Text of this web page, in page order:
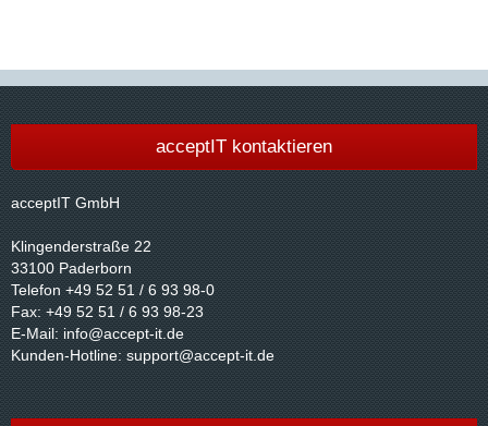
acceptIT kontaktieren
acceptIT GmbH
Klingenderstraße 22
33100 Paderborn
Telefon +49 52 51 / 6 93 98-0
Fax: +49 52 51 / 6 93 98-23
E-Mail: info@accept-it.de
Kunden-Hotline: support@accept-it.de